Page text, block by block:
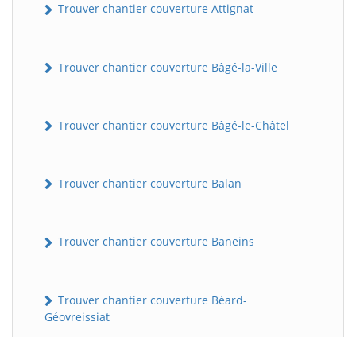
Trouver chantier couverture Attignat
Trouver chantier couverture Bâgé-la-Ville
Trouver chantier couverture Bâgé-le-Châtel
Trouver chantier couverture Balan
Trouver chantier couverture Baneins
Trouver chantier couverture Béard-
Géovreissiat